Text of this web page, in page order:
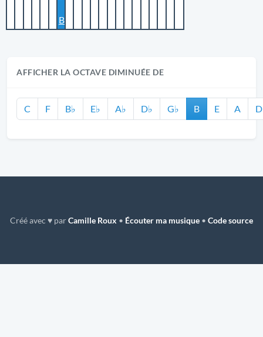
B
AFFICHER LA OCTAVE DIMINUÉE DE
C F B♭ E♭ A♭ D♭ G♭ B E A D
Créé avec ♥ parCamille Roux • Écouter ma musique • Code source